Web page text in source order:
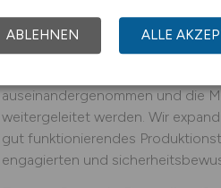
interessanter
An unserem Standort in
Prozessschritt durchgeführt, in
auseinandergenommen und die
weitergeleitet werden. Wir
gut funktionierendes
engagierten und
ABLEHNEN ALLE